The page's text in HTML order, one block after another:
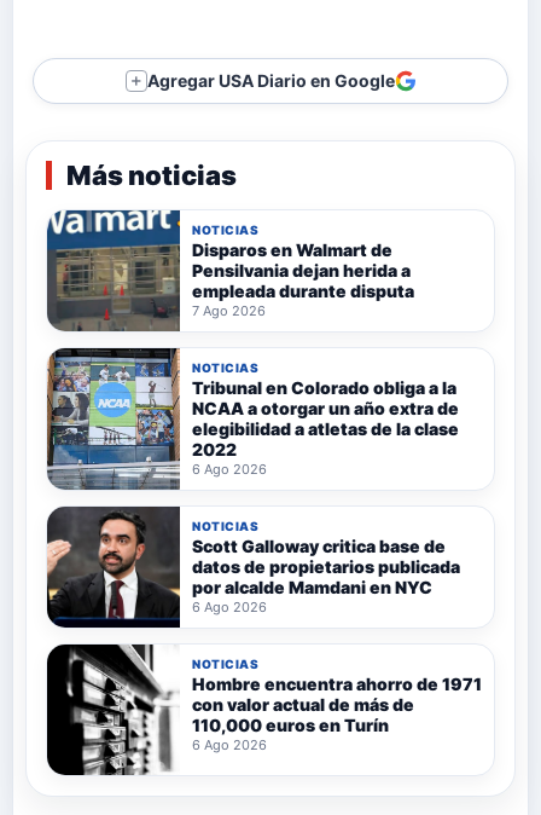
＋ Agregar USA Diario en Google
Más noticias
NOTICIAS
Disparos en Walmart de
Pensilvania dejan herida a
empleada durante disputa
7 Ago 2026
NOTICIAS
Tribunal en Colorado obliga a la
NCAA a otorgar un año extra de
elegibilidad a atletas de la clase
2022
6 Ago 2026
NOTICIAS
Scott Galloway critica base de
datos de propietarios publicada
por alcalde Mamdani en NYC
6 Ago 2026
NOTICIAS
Hombre encuentra ahorro de 1971
con valor actual de más de
110,000 euros en Turín
6 Ago 2026